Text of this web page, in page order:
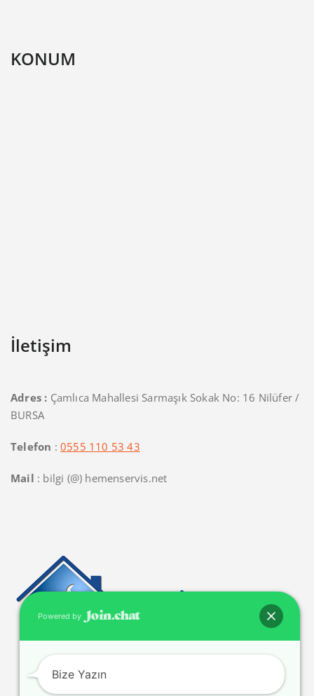
KONUM
İletişim
Adres : Çamlıca Mahallesi Sarmaşık Sokak No: 16 Nilüfer /
BURSA
Telefon :0555 110 53 43
Mail : bilgi (@) hemenservis.net
Powered by
Bize Yazın